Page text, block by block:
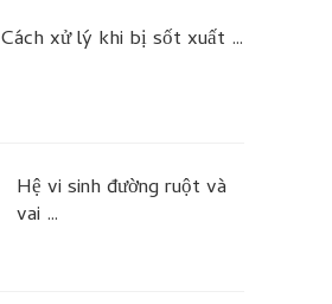
Cách xử lý khi bị sốt xuất …
Hệ vi sinh đường ruột và
vai …